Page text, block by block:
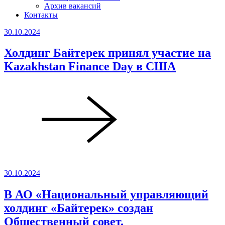
Архив вакансий
Контакты
30.10.2024
Холдинг Байтерек принял участие на
Kazakhstan Finance Day в США
30.10.2024
В АО «Национальный управляющий
холдинг «Байтерек» создан
Общественный совет.